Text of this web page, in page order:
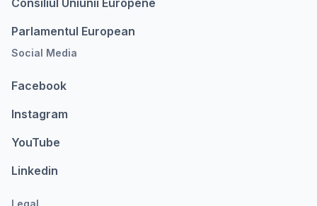
Consiliul Uniunii Europene
Parlamentul European
Social Media
Facebook
Instagram
YouTube
Linkedin
Legal